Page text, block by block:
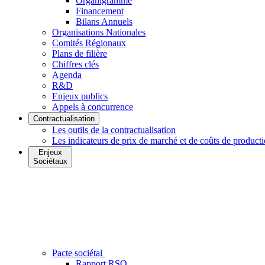
Financement
Bilans Annuels
Organisations Nationales
Comités Régionaux
Plans de filière
Chiffres clés
Agenda
R&D
Enjeux publics
Appels à concurrence
Contractualisation
Les outils de la contractualisation
Les indicateurs de prix de marché et de coûts de
Enjeux
Sociétaux
Pacte sociétal